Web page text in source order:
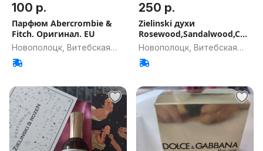
100 р.
Парфюм Abercrombie &
Fitch. Оригинал. EU
Новополоцк, Витебская
обл.
250 р.
Zielinski духи
Rosewood,Sandalwood,Ced
arwood
Новополоцк, Витебская
обл.